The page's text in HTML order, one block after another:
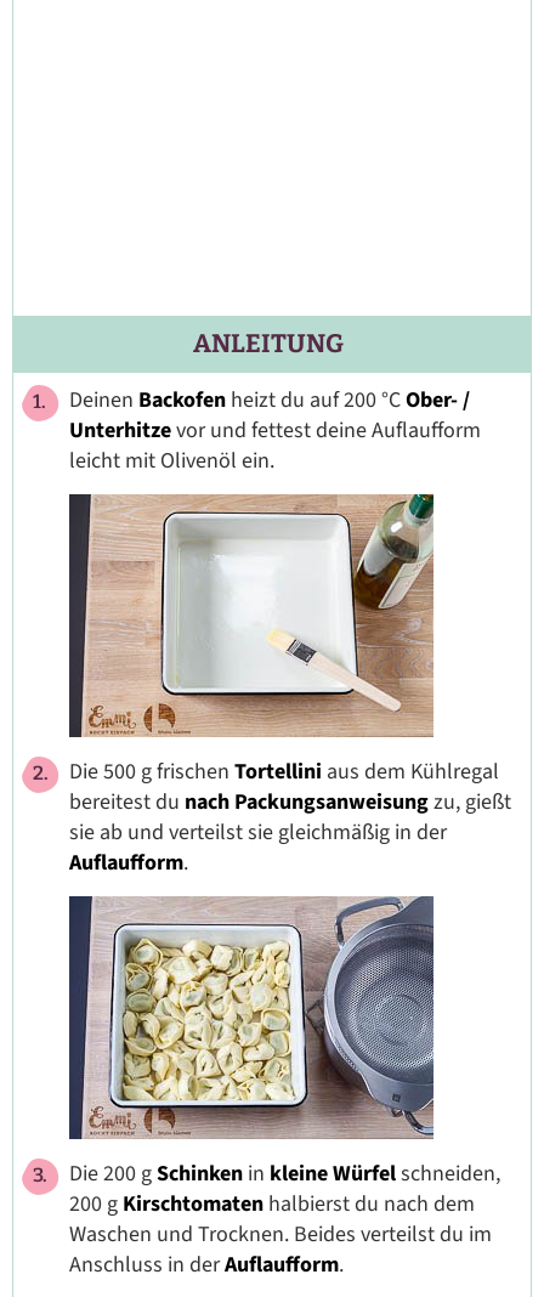
ANLEITUNG
Deinen Backofen heizt du auf 200 °COber- /
Unterhitzevor und fettest deine Auflaufform
leicht mit Olivenöl ein.
Die 500 g frischen Tortellini aus dem Kühlregal
bereitest du nach Packungsanweisungzu, gießt
sie ab und verteilst sie gleichmäßig in der
Auflaufform.
Die 200 gSchinken in kleine Würfelschneiden,
200 g Kirschtomaten halbierst du nach dem
Waschen und Trocknen. Beides verteilst du im
Anschluss in derAuflaufform.